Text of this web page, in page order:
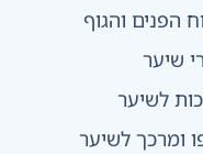
הפנים והגוף
שיער
לשיער
ומרכך לשיער